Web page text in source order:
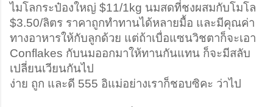
ไมโลกระป๋องใหญ่ $11/1kg นมสดที่ชงผสมกับโมโล
$3.50/ลิตร ราคาถูกทำทานได้หลายมื้อ และมีคุณค่า
ทางอาหารให้กับลูกด้วย แต่ถ้าเบื่อแซนวิชตาก็จะเอา
Conflakes กับนมออกมาให้ทานกันแทน ก็จะมีสลับ
เปลี่ยนเวียนกันไป
ง่าย ถูก และดี 555 อิแม่อย่างเราก็ชอบซิคะ ว่าไป